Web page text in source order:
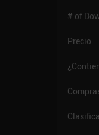
# of
Precio